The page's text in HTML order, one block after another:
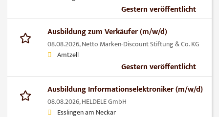
Gestern veröffentlicht
Ausbildung zum Verkäufer (m/w/d)
08.08.2026,Netto Marken-Discount Stiftung & Co. KG
Amtzell
Gestern veröffentlicht
Ausbildung In­for­ma­ti­ons­elek­tro­ni­ker (m/w/d)
08.08.2026,HELDELE GmbH
Esslingen am Neckar